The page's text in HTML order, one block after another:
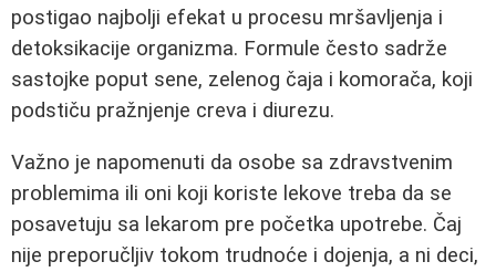
postigao najbolji efekat u procesu mršavljenja i
detoksikacije organizma. Formule često sadrže
sastojke poput sene, zelenog čaja i komorača, koji
podstiču pražnjenje creva i diurezu.
Važno je napomenuti da osobe sa zdravstvenim
problemima ili oni koji koriste lekove treba da se
posavetuju sa lekarom pre početka upotrebe. Čaj
nije preporučljiv tokom trudnoće i dojenja, a ni deci,